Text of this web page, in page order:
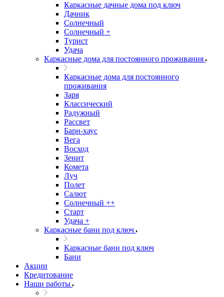
Каркасные дачные дома под ключ
Дачник
Солнечный
Солнечный +
Турист
Удача
Каркасные дома для постоянного проживания
Каркасные дома для постоянного
проживания
Заря
Классический
Радужный
Рассвет
Барн-хаус
Вега
Восход
Зенит
Комета
Луч
Полет
Салют
Солнечный ++
Старт
Удача +
Каркасные бани под ключ
Каркасные бани под ключ
Бани
Акции
Кредитование
Наши работы